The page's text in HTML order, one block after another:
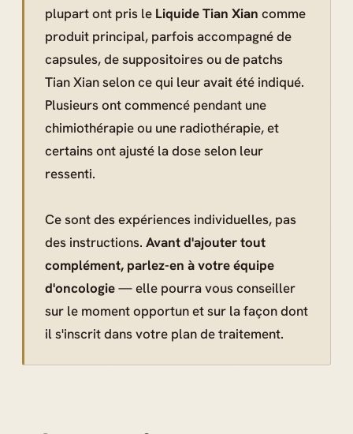
plupart ont pris le Liquide Tian Xian comme
produit principal, parfois accompagné de
capsules, de suppositoires ou de patchs
Tian Xian selon ce qui leur avait été indiqué.
Plusieurs ont commencé pendant une
chimiothérapie ou une radiothérapie, et
certains ont ajusté la dose selon leur
ressenti.
Ce sont des expériences individuelles, pas
des instructions. Avant d'ajouter tout
complément, parlez-en à votre équipe
d'oncologie— elle pourra vous conseiller
sur le moment opportun et sur la façon dont
il s'inscrit dans votre plan de traitement.